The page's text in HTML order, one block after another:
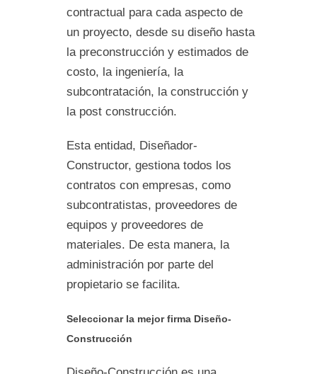
contractual para cada aspecto de
un proyecto, desde su diseño hasta
la preconstrucción y estimados de
costo, la ingeniería, la
subcontratación, la construcción y
la post construcción.
Esta entidad, Diseñador-
Constructor, gestiona todos los
contratos con empresas, como
subcontratistas, proveedores de
equipos y proveedores de
materiales. De esta manera, la
administración por parte del
propietario se facilita.
Seleccionar la mejor firma Diseño-
Construcción